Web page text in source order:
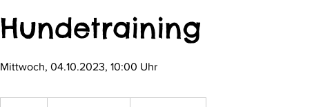
Hundetraining
Mittwoch, 04.10.2023, 10:00 Uhr